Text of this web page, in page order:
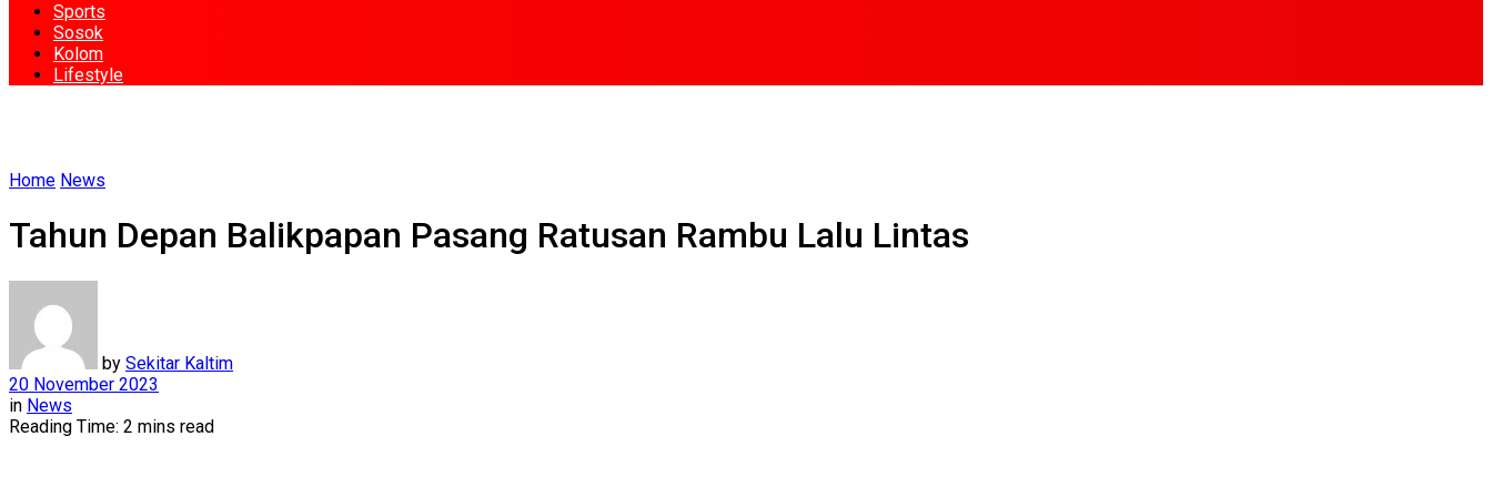
Sports
Sosok
Kolom
Lifestyle
Home News
Tahun Depan Balikpapan Pasang Ratusan Rambu Lalu Lintas
by Sekitar Kaltim
20 November 2023
in News
Reading Time: 2 mins read